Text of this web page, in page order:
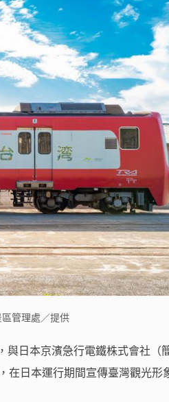
管理處／提供
與日本京濱急行電鐵株式會社（
在日本運行期間宣傳臺灣觀光形